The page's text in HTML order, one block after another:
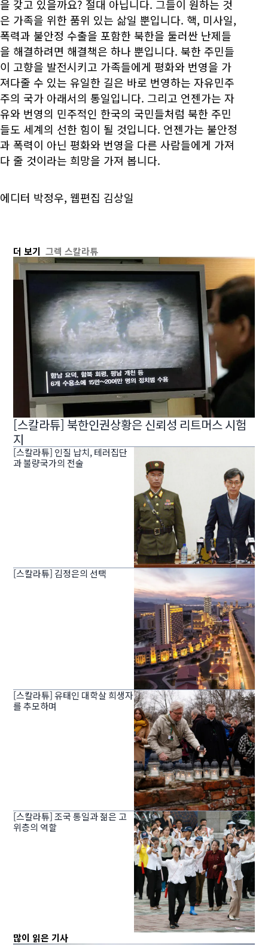
을 갖고 있을까요? 절대 아닙니다. 그들이 원하는 것
은 가족을 위한 품위 있는 삶일 뿐입니다. 핵, 미사일,
폭력과 불안정 수출을 포함한 북한을 둘러싼 난제들
을 해결하려면 해결책은 하나 뿐입니다. 북한 주민들
이 고향을 발전시키고 가족들에게 평화와 번영을 가
져다줄 수 있는 유일한 길은 바로 번영하는 자유민주
주의 국가 아래서의 통일입니다. 그리고 언젠가는 자
유와 번영의 민주적인 한국의 국민들처럼 북한 주민
들도 세계의 선한 힘이 될 것입니다. 언젠가는 불안정
과 폭력이 아닌 평화와 번영을 다른 사람들에게 가져
다 줄 것이라는 희망을 가져 봅니다.
에디터 박정우, 웹편집 김상일
더 보기 그렉 스칼라튜
[스칼라튜] 북한인권상황은 신뢰성 리트머스 시험
지
[스칼라튜] 인질 납치, 테러집단
과 불량국가의 전술
[스칼라튜] 김정은의 선택
[스칼라튜] 유태인 대학살 희생자
를 추모하며
[스칼라튜] 조국 통일과 젊은 고
위층의 역할
많이 읽은 기사